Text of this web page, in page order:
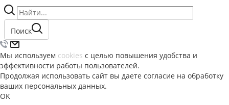
Поиск
Мы используем cookies с целью повышения удобства и
эффективности работы пользователей.
Продолжая использовать сайт вы даете согласие на обработку
ваших персональных данных.
OK